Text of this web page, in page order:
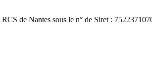
de Nantes sous le n° de Siret :